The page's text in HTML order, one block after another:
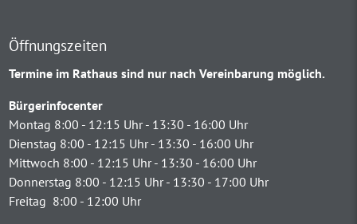
Öffnungszeiten
Termine im Rathaus sind nur nach Vereinbarung möglich.
Bürgerinfocenter
Montag 8:00 - 12:15 Uhr - 13:30 - 16:00 Uhr
Dienstag 8:00 - 12:15 Uhr - 13:30 - 16:00 Uhr
Mittwoch 8:00 - 12:15 Uhr - 13:30 - 16:00 Uhr
Donnerstag 8:00 - 12:15 Uhr - 13:30 - 17:00 Uhr
Freitag 8:00 - 12:00 Uhr